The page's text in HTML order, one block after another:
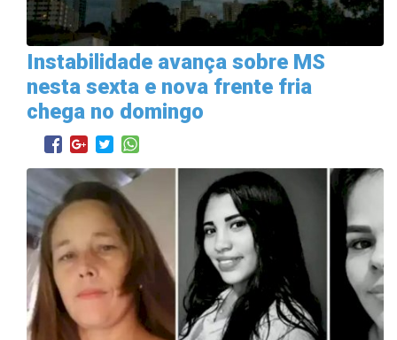
Instabilidade avança sobre MS
nesta sexta e nova frente fria
chega no domingo